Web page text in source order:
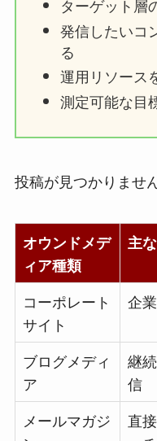
ターゲット層
発信したいコ
る
運用リソース
測定可能な目
投稿が見つかりません
オウンドメデ
ィア種類
主
コーポレート
サイト
企
ブログメディ
ア
継
信
メールマガジ
直